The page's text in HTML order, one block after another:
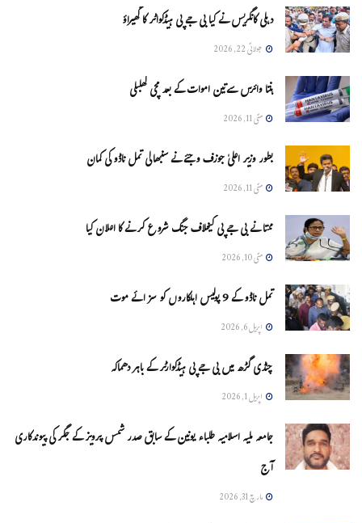
دہلی کانگریس نے کیا بی جے پی ہیڈکواٹر کا گھیراؤ
جولائی 22, 2026
ہنتا وائرس سےتین اموات کے بعد مچی کھلبلی
مئی 11, 2026
بطور وزیر اعلیٰ جوزف وجئے نے سنبھالی تمل ناڈو کی کمان
مئی 11, 2026
ممتا نے بی جے پی کیخلاف جنگ شروع کرنے کا اعلان کیا
مئی 10, 2026
تمل ناڈو کے 9 پولیس اہلکاروں کو سزائے موت
اپریل 6, 2026
چنڈی گڑھ میں بی جے پی ہیڈکوارٹر کے باہر دھماکہ
اپریل 1, 2026
جامعہ ملیہ اسلامیہ طلباء یونین کے سابق صدر شمس پرویز کے جگر کی پیوندکاری
آج
مارچ 31, 2026